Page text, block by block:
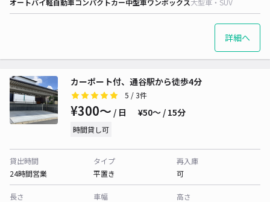
オートバイ軽自動車コンパクトカー中型車ワンボックス大型車・SUV
詳細へ
カーポート付、通谷駅から徒歩4分
5 / 3件
¥300〜 / 日 ¥50〜 / 15分
時間貸し可
貸出時間
24時間営業
タイプ
平置き
再入庫
可
長さ
車幅
高さ